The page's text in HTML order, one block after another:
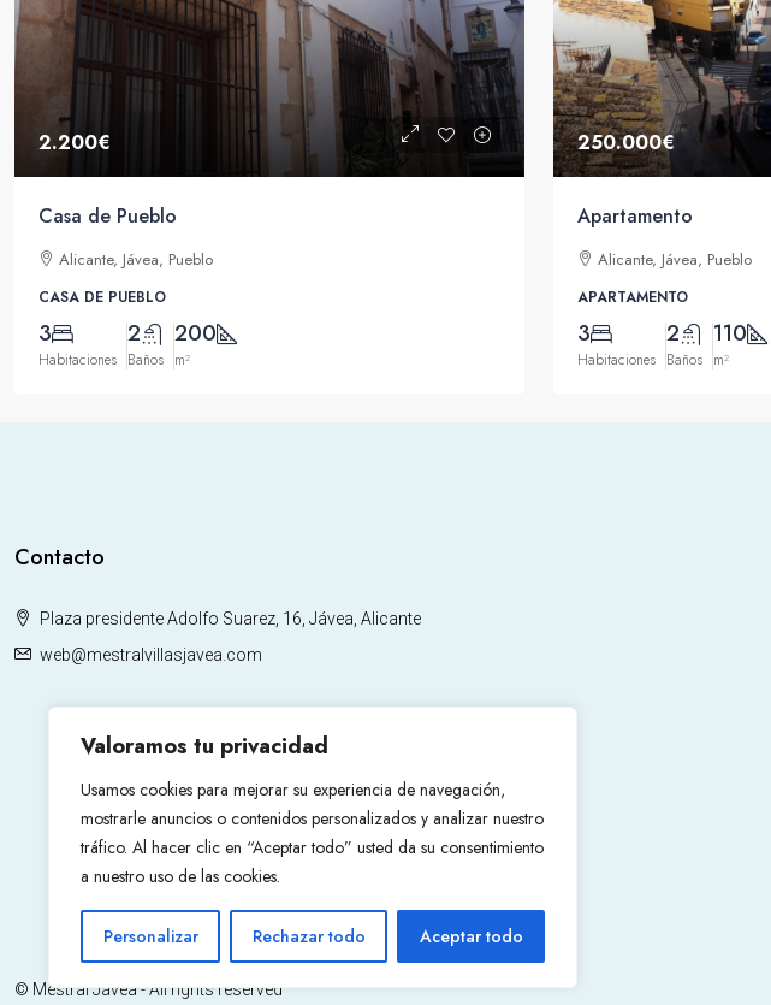
Valoramos tu privacidad
Usamos cookies para mejorar su experiencia de navegación,
mostrarle anuncios o contenidos personalizados y analizar nuestro
tráfico. Al hacer clic en “Aceptar todo” usted da su consentimiento
a nuestro uso de las cookies.
Personalizar Rechazar todo Aceptar todo
2.200€
Casa de Pueblo
Alicante, Jávea, Pueblo
CASA DE PUEBLO
3
Habitaciones
2
Baños
200
m²
250.000€
Apartamento
Alicante, Jávea, Pueblo
APARTAMENTO
3
Habitaciones
2
Baños
110
m²
Contacto
Plaza presidente Adolfo Suarez, 16, Jávea, Alicante
web@mestralvillasjavea.com
© Mestral Jávea - All rights reserved